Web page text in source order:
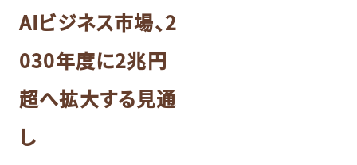
AIビジネス市場、2
030年度に2兆円
超へ拡大する見通
し